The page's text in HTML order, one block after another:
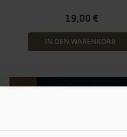
19,00 €
IN DEN WARENKORB